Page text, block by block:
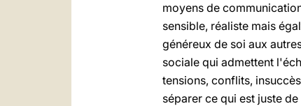
moyens de
sensible, réaliste mais
généreux de soi aux
sociale qui admettent
tensions, conflits,
séparer ce qui est juste